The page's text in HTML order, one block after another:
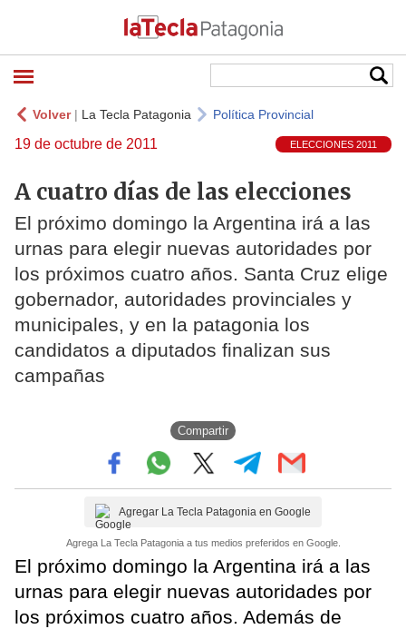
Volver| La Tecla Patagonia Política Provincial
19 de octubre de 2011 ELECCIONES 2011
A cuatro días de las elecciones
El próximo domingo la Argentina irá a las
urnas para elegir nuevas autoridades por
los próximos cuatro años. Santa Cruz elige
gobernador, autoridades provinciales y
municipales, y en la patagonia los
candidatos a diputados finalizan sus
campañas
Compartir
Agregar La Tecla Patagonia en Google
Agrega La Tecla Patagonia a tus medios preferidos en Google.
El próximo domingo la Argentina irá a las
urnas para elegir nuevas autoridades por
los próximos cuatro años. Además de